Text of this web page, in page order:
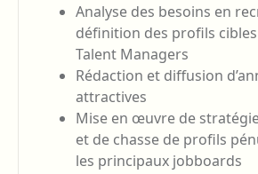
Analyse des besoins en
définition des profils cibles
Talent Managers
Rédaction et diffusion
attractives
Mise en œuvre de
et de chasse de profils
les principaux jobboards